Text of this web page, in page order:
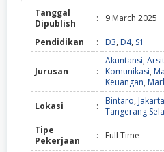
Tanggal
Dipublish
: 9 March 2025
Pendidikan : D3, D4, S1
Jurusan :
Akuntansi,
Komunikasi,
Keuangan,
Lokasi : Bintaro,
Tangerang
Tipe
Pekerjaan
: Full Time